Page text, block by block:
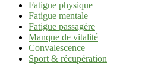
Fatigue physique
Fatigue mentale
Fatigue passagère
Manque de vitalité
Convalescence
Sport & récupération